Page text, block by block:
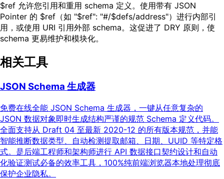
$ref 允许您引用和重用 schema 定义。使用带有 JSON
Pointer 的 $ref（如 "$ref": "#/$defs/address"）进行内部引
用，或使用 URI 引用外部 schema。这促进了 DRY 原则，使
schema 更易维护和模块化。
相关工具
JSON Schema 生成器
免费在线全能 JSON Schema 生成器，一键从任意复杂的
JSON 数据对象即时生成结构严谨的规范 Schema 定义代码。
全面支持从 Draft 04 至最新 2020-12 的所有版本规范，并能
智能推断数据类型、自动检测提取邮箱、日期、UUID 等特定格
式。是后端工程师和架构师进行 API 数据接口契约设计和自动
化验证测试必备的效率工具，100%纯前端浏览器本地处理彻底
保护企业隐私。